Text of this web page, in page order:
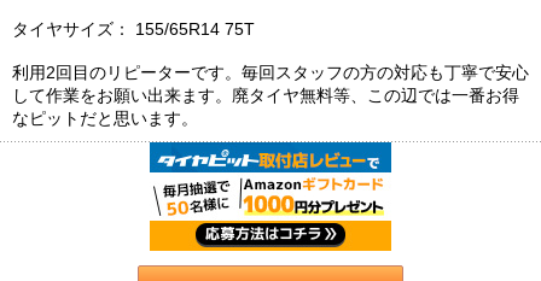
タイヤサイズ： 155/65R14 75T
利用2回目のリピーターです。毎回スタッフの方の対応も丁寧で安心
して作業をお願い出来ます。廃タイヤ無料等、この辺では一番お得
なピットだと思います。